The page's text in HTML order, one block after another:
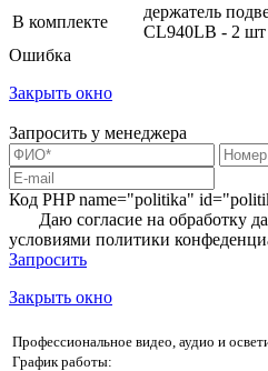
В комплекте
держатель
CL940LB - 2 шт
Ошибка
Закрыть окно
Запросить у менеджера
Код PHPname="politika"
Даю согласие на обработку
условиями политики
Запросить
Закрыть окно
Профессиональное видео, аудио и
График работы: